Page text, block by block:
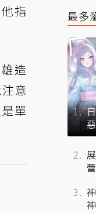
指
造
意
單
最多